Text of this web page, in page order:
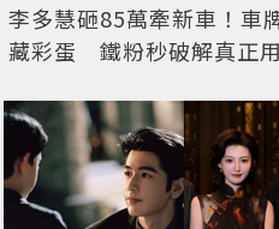
李多慧砸85萬牽新車！車
藏彩蛋 鐵粉秒破解真正